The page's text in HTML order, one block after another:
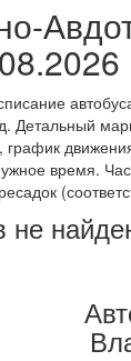
Детальный
время.
не